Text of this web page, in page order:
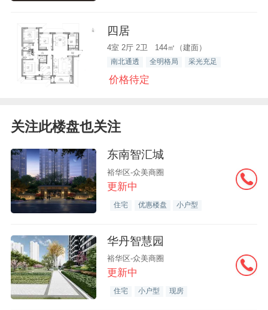
四居
4室 2厅 2卫 144㎡（建面）
南北通透 全明格局 采光充足
价格待定
关注此楼盘也关注
东南智汇城
裕华区-众美商圈
更新中
住宅 优惠楼盘 小户型
华丹智慧园
裕华区-众美商圈
更新中
住宅 小户型 现房